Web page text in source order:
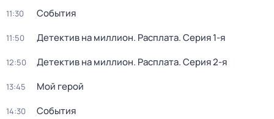
11:30 События
11:50 Детектив на миллион. Расплата. Серия 1-я
12:50 Детектив на миллион. Расплата. Серия 2-я
13:45 Мой герой
14:30 События